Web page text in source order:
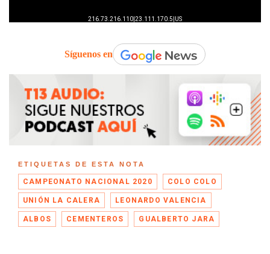
Síguenos en
ETIQUETAS DE ESTA NOTA
CAMPEONATO NACIONAL 2020 COLO COLO
UNIÓN LA CALERA LEONARDO VALENCIA
ALBOS CEMENTEROS GUALBERTO JARA